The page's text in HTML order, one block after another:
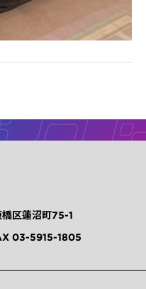
区蓮沼町75-1
03-5915-1805